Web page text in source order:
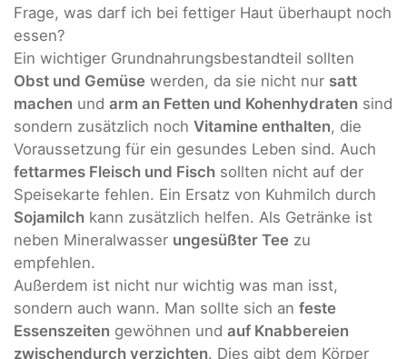
Frage, was darf ich bei fettiger Haut überhaupt noch
essen?
Ein wichtiger Grundnahrungsbestandteil sollten
Obst und Gemüse werden, da sie nicht nur satt
machen und arm an Fetten und Kohenhydraten sind
sondern zusätzlich noch Vitamine enthalten, die
Voraussetzung für ein gesundes Leben sind. Auch
fettarmes Fleisch und Fisch sollten nicht auf der
Speisekarte fehlen. Ein Ersatz von Kuhmilch durch
Sojamilch kann zusätzlich helfen. Als Getränke ist
neben Mineralwasser ungesüßter Tee zu
empfehlen.
Außerdem ist nicht nur wichtig was man isst,
sondern auch wann. Man sollte sich an feste
Essenszeiten gewöhnen und auf Knabbereien
zwischendurch verzichten. Dies gibt dem Körper